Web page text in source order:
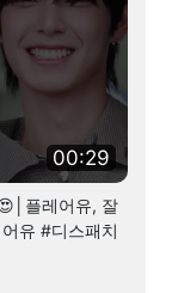
00:29
플레어유, 잘
유 #디스패치